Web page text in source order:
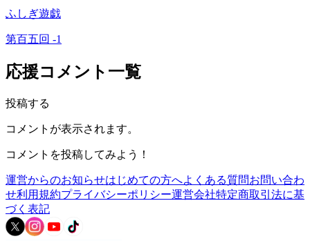
ふしぎ遊戯
第百五回 -1
応援コメント一覧
投稿する
コメントが表示されます。
コメントを投稿してみよう！
運営からのお知らせはじめての方へよくある質問お問い合わ
せ利用規約プライバシーポリシー運営会社特定商取引法に基
づく表記